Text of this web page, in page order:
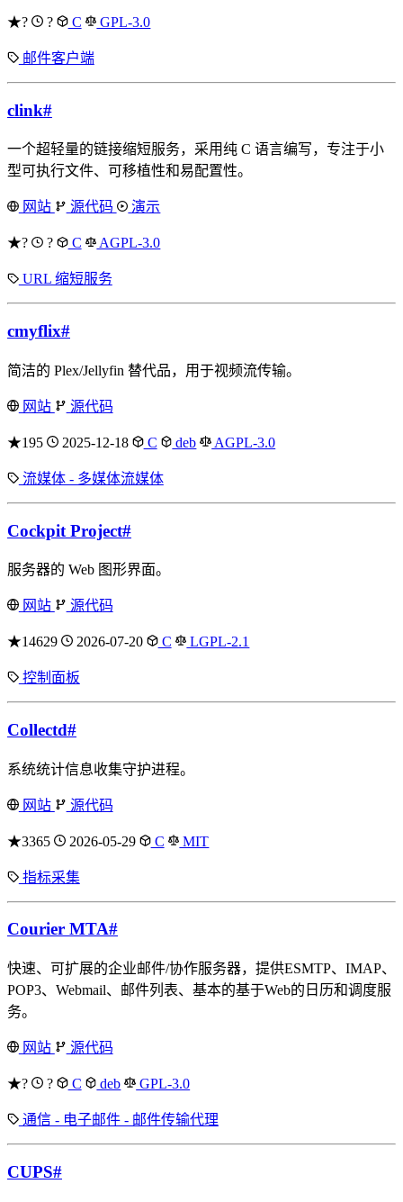
★? ? C GPL-3.0
邮件客户端
clink#
一个超轻量的链接缩短服务，采用纯 C 语言编写，专注于小
型可执行文件、可移植性和易配置性。
网站 源代码 演示
★? ? C AGPL-3.0
URL 缩短服务
cmyflix#
简洁的 Plex/Jellyfin 替代品，用于视频流传输。
网站 源代码
★195 2025-12-18 C deb AGPL-3.0
流媒体 - 多媒体流媒体
Cockpit Project#
服务器的 Web 图形界面。
网站 源代码
★14629 2026-07-20 C LGPL-2.1
控制面板
Collectd#
系统统计信息收集守护进程。
网站 源代码
★3365 2026-05-29 C MIT
指标采集
Courier MTA#
快速、可扩展的企业邮件/协作服务器，提供ESMTP、IMAP、
POP3、Webmail、邮件列表、基本的基于Web的日历和调度服
务。
网站 源代码
★? ? C deb GPL-3.0
通信 - 电子邮件 - 邮件传输代理
CUPS#